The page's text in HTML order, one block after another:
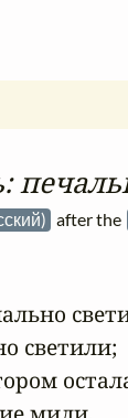
after the
светили;